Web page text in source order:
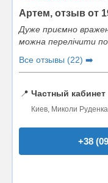
Артем, отзыв от
Дуже приємно
можна перелічити
Все отзывы (22) ➡️
📍 Частный кабинет
Киев, Миколи
+38